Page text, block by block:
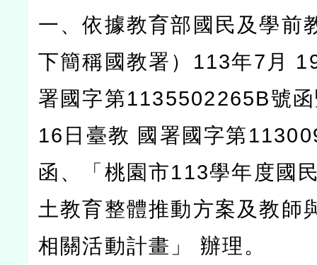
一、依據教育部國民及學前
下簡稱國教署） 113年7 月
署國字第1135502265B號
16 日臺教 國署國字第
函、「桃園市113學年度國
土教育整體推動方案及教師
相關活動計畫」
辦理。